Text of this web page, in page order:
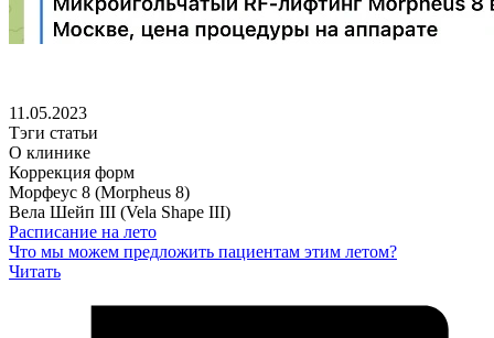
11.05.2023
Тэги статьи
О клинике
Коррекция форм
Морфеус 8 (Morpheus 8)
Вела Шейп III (Vela Shape III)
Расписание на лето
Что мы можем предложить пациентам этим летом?
Читать